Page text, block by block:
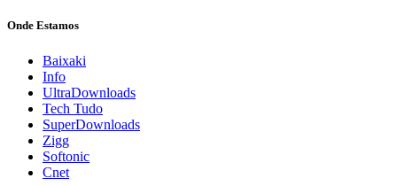
Onde Estamos
Baixaki
Info
UltraDownloads
Tech Tudo
SuperDownloads
Zigg
Softonic
Cnet